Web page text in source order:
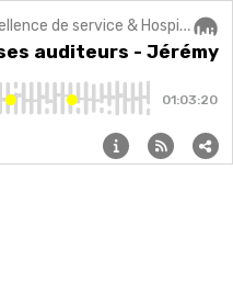
ses auditeurs - Jérémy
Hospitality Insiders - Excellence de service & Hospitalité
auditeurs - Jérémy
01:03:20